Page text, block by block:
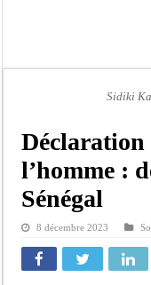
Marché de colonie de
Arrestation du « coach »
Macky Sall à l’ONU : la
Mercato : Idrissa Gueye
Sidiki
Déclaration
l’homme :
Sénégal
8 décembre 2023